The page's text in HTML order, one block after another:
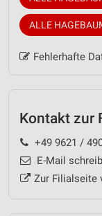
ALLE
Fehlerhafte
Kontakt zur
+49 9621 /
E-Mail
Zur Filialseite